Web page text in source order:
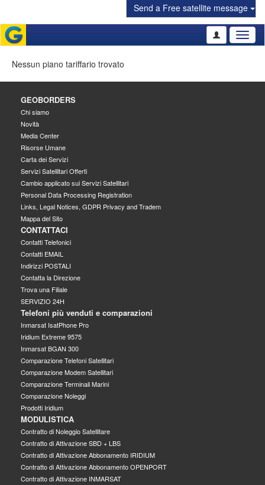
Send a Free satellite message
Nessun piano tariffario trovato
GEOBORDERS
Chi siamo
Novità
Media Center
Risorse Umane
Carta dei Servizi
Servizi Satellitari Offerti
Cambio applicato sui Servizi Satellitari
Personal Data Processing Registration
Links, Legal Notices, GDPR Privacy and Tradem
Mappa del Sito
CONTATTACI
Contatti Telefonici
Contatti EMAIL
Indirizzi POSTALI
Contatta la Direzione
Trova una Filiale
SERVIZIO 24H
Telefoni più venduti e comparazioni
Inmarsat IsatPhone Pro
Iridium Extreme 9575
Inmarsat BGAN 300
Comparazione Telefoni Satellitari
Comparazione Modem Satellitari
Comparazione Terminali Marini
Comparazione Noleggi
Prodotti Iridium
MODULISTICA
Contratto di Noleggio Satellitare
Contratto di Attivazione SBD + LBS
Contratto di Attivazione Abbonamento IRIDIUM
Contratto di Attivazione Abbonamento OPENPORT
Contratto di Attivazione INMARSAT